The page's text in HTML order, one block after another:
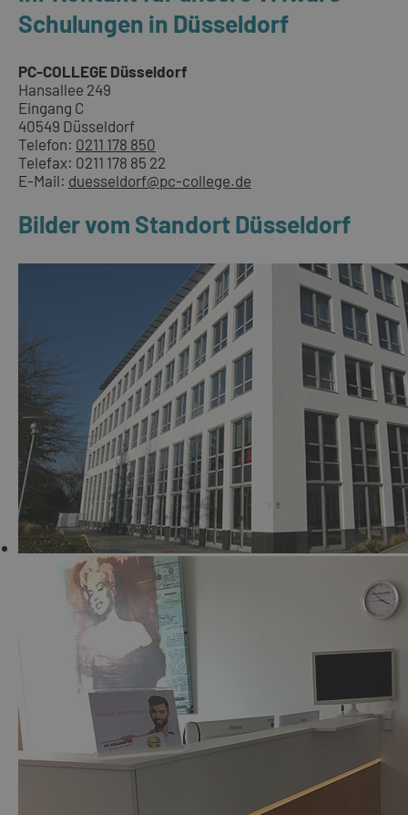
Schulungen in Düsseldorf
PC-COLLEGE Düsseldorf
Hansallee 249
Eingang C
40549 Düsseldorf
Telefon: 0211 178 850
Telefax: 0211 178 85 22
E-Mail: duesseldorf@pc-college.de
Bilder vom Standort Düsseldorf